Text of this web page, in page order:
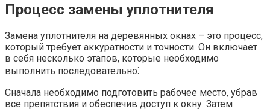
Процесс замены уплотнителя
Замена уплотнителя на деревянных окнах – это процесс,
который требует аккуратности и точности. Он включает
в себя несколько этапов, которые необходимо
выполнить последовательно⁚
Сначала необходимо подготовить рабочее место, убрав
все препятствия и обеспечив доступ к окну. Затем